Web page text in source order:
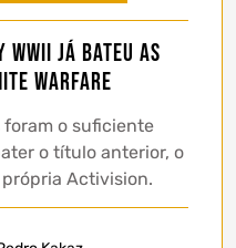
já bateu as
Warfare
o suficiente
o título anterior, o
Activision.